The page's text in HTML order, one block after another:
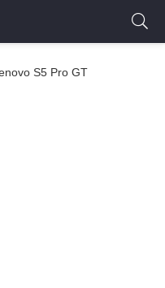
S5 Pro GT